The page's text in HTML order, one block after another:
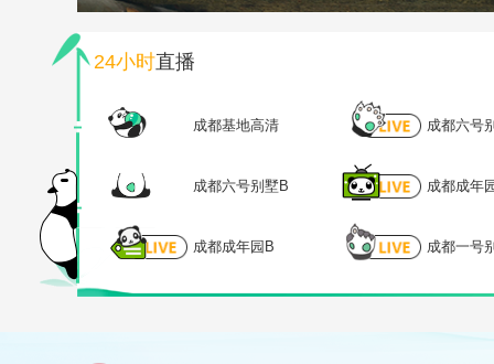
24小时直播
成都基地高清 成都六号
成都六号别墅B 成都成年
成都成年园B 成都一号